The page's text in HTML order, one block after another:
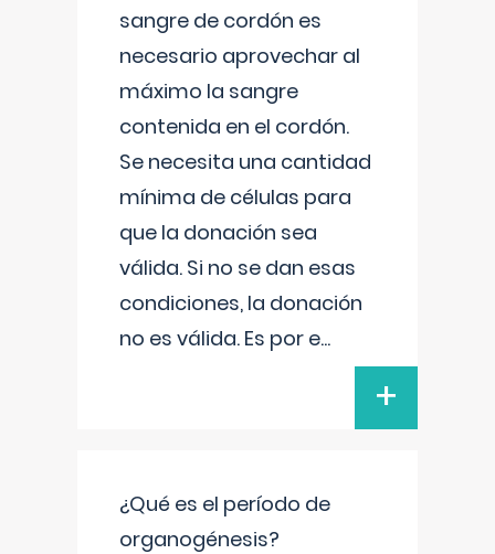
sangre de cordón es
necesario aprovechar al
máximo la sangre
contenida en el cordón.
Se necesita una cantidad
mínima de células para
que la donación sea
válida. Si no se dan esas
condiciones, la donación
no es válida. Es por e...
+
¿Qué es el período de
organogénesis?